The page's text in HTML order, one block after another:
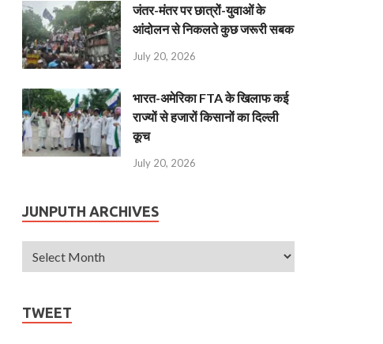
जंतर-मंतर पर छात्रों-युवाओं के
आंदोलन से निकलते कुछ जरूरी सबक
July 20, 2026
भारत-अमेरिका FTA के खिलाफ कई
राज्यों से हजारों किसानों का दिल्ली
कूच
July 20, 2026
JUNPUTH ARCHIVES
TWEET